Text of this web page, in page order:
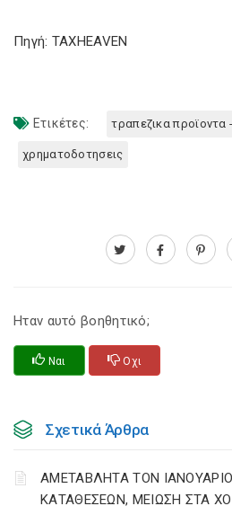
Πηγή: TAXHEAVEN
Ετικέτες: τραπεζικα προϊοντα
χρηματοδοτησεις
Ηταν αυτό βοηθητικό;
Ναι Οχι
Σχετικά Άρθρα
ΑΜΕΤΑΒΛΗΤΑ ΤΟΝ
ΚΑΤΑΘΕΣΕΩΝ, ΜΕΙΩΣΗ ΣΤΑ